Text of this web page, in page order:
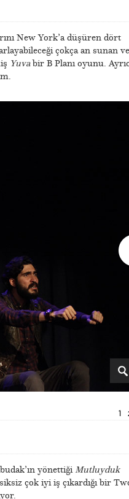
New York’a düşüren dört
çokça an sunan ve
Yuvabir B Planı oyunu.
1
yönettiğiMutluyduk
çok iyi iş çıkardığı bir